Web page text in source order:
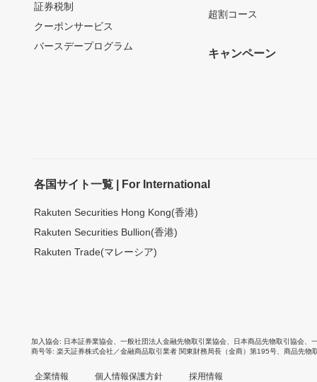
証券税制
クーポンサービス
バースデープログラム
超割コース
キャンペーン
各国サイト一覧 | For International
Rakuten Securities Hong Kong(香港)
Rakuten Securities Bullion(香港)
Rakuten Trade(マレーシア)
加入協会 日本証券業協会 一般社団法人金融先物取引業協会 日本商品先物取引協会
商号等 楽天証券株式会社／金融商品取引業者 関東財務局長（金商）第195号、商品先物
企業情報 個人情報保護方針 採用情報